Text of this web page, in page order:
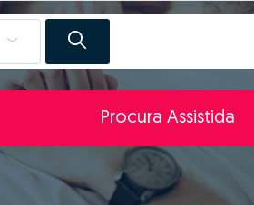
Procura Assistida